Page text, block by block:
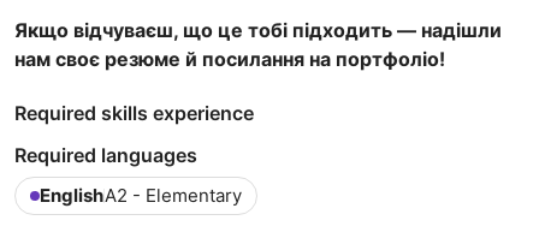
Якщо відчуваєш, що це тобі підходить — надішли
нам своє резюме й посилання на портфоліо!
Required skills experience
Required languages
EnglishA2 - Elementary